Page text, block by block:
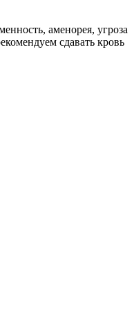
аменорея, угроза
сдавать кровь